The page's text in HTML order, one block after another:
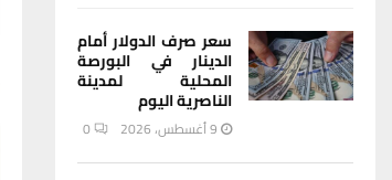
سعر صرف الدولار أمام
الدينار في البورصة
المحلية لمدينة
الناصرية اليوم
9 أغسطس، 2026 0